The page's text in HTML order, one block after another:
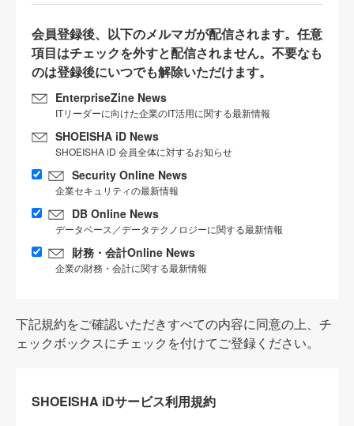
会員登録後、以下のメルマガが配信されます。任意
項目はチェックを外すと配信されません。不要なも
のは登録後にいつでも解除いただけます。
EnterpriseZine News
ITリーダーに向けた企業のIT活用に関する最新情報
SHOEISHA iD News
SHOEISHA iD 会員全体に対するお知らせ
Security Online News
企業セキュリティの最新情報
DB Online News
データベース／データテクノロジーに関する最新情報
財務・会計Online News
企業の財務・会計に関する最新情報
下記規約をご確認いただきすべての内容に同意の上、チ
ェックボックスにチェックを付けてご登録ください。
SHOEISHA iDサービス利用規約